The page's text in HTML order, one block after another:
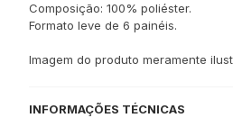
Composição: 100% poliéster.
Formato leve de 6 painéis.
Imagem do produto meramente
INFORMAÇÕES TÉCNICAS